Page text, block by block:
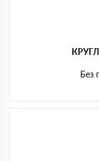
Без